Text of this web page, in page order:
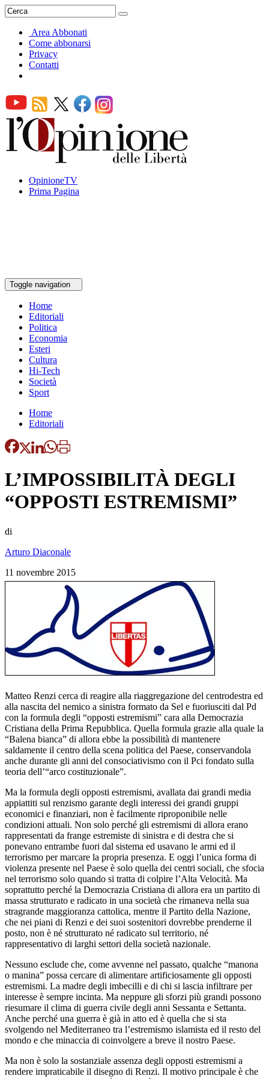
Area Abbonati
Come abbonarsi
Privacy
Contatti
OpinioneTV
Prima Pagina
Toggle navigation
Home
Editoriali
Politica
Economia
Esteri
Cultura
Hi-Tech
Società
Sport
Home
Editoriali
L’IMPOSSIBILITÀ DEGLI
“OPPOSTI ESTREMISMI”
di
Arturo Diaconale
11 novembre 2015
Matteo Renzi cerca di reagire alla riaggregazione del centrodestra ed
alla nascita del nemico a sinistra formato da Sel e fuoriusciti dal Pd
con la formula degli “opposti estremismi” cara alla Democrazia
Cristiana della Prima Repubblica. Quella formula grazie alla quale la
“Balena bianca” di allora ebbe la possibilità di mantenere
saldamente il centro della scena politica del Paese, conservandola
anche durante gli anni del consociativismo con il Pci fondato sulla
teoria dell’“arco costituzionale”.
Ma la formula degli opposti estremismi, avallata dai grandi media
appiattiti sul renzismo garante degli interessi dei grandi gruppi
economici e finanziari, non è facilmente riproponibile nelle
condizioni attuali. Non solo perché gli estremismi di allora erano
rappresentati da frange estremiste di sinistra e di destra che si
ponevano entrambe fuori dal sistema ed usavano le armi ed il
terrorismo per marcare la propria presenza. E oggi l’unica forma di
violenza presente nel Paese è solo quella dei centri sociali, che sfocia
nel terrorismo solo quando si tratta di colpire l’Alta Velocità. Ma
soprattutto perché la Democrazia Cristiana di allora era un partito di
massa strutturato e radicato in una società che rimaneva nella sua
stragrande maggioranza cattolica, mentre il Partito della Nazione,
che nei piani di Renzi e dei suoi sostenitori dovrebbe prenderne il
posto, non è né strutturato né radicato sul territorio, né
rappresentativo di larghi settori della società nazionale.
Nessuno esclude che, come avvenne nel passato, qualche “manona
o manina” possa cercare di alimentare artificiosamente gli opposti
estremismi. La madre degli imbecilli e di chi si lascia infiltrare per
interesse è sempre incinta. Ma neppure gli sforzi più grandi possono
riesumare il clima di guerra civile degli anni Sessanta e Settanta.
Anche perché una guerra è già in atto ed è quella che si sta
svolgendo nel Mediterraneo tra l’estremismo islamista ed il resto del
mondo e che minaccia di coinvolgere a breve il nostro Paese.
Ma non è solo la sostanziale assenza degli opposti estremismi a
rendere impraticabile il disegno di Renzi. Il motivo principale è che